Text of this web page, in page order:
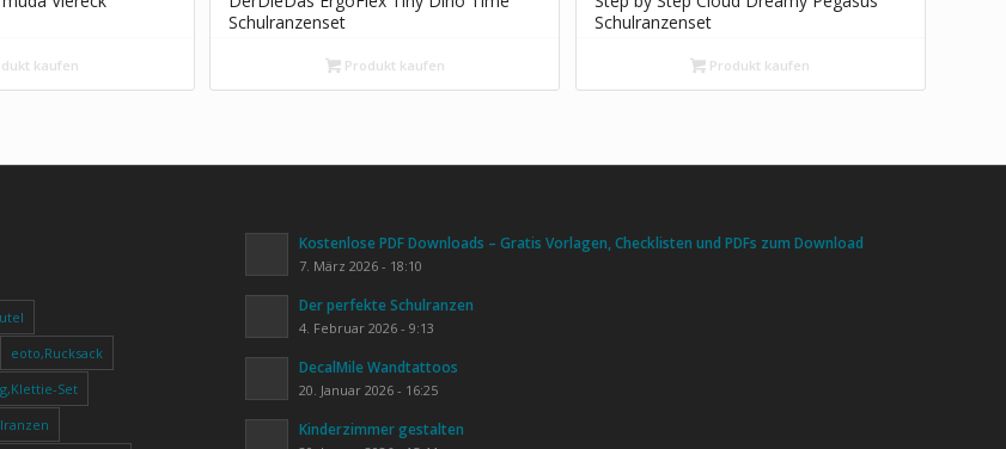
kaufen
Schulranzenset
Produkt kaufen
Schulranzenset
Produkt kaufen
eoto,Rucksack
Set
Kostenlose PDF Downloads – Gratis Vorlagen, Checklisten und PDFs zum Download
7. März 2026 - 18:10
Der perfekte Schulranzen
4. Februar 2026 - 9:13
DecalMile Wandtattoos
20. Januar 2026 - 16:25
Kinderzimmer gestalten